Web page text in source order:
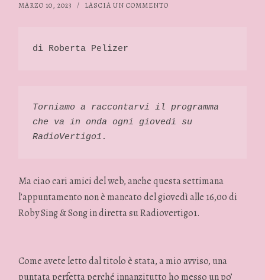
MARZO 10, 2023 / LASCIA UN COMMENTO
di Roberta Pelizer
Torniamo a raccontarvi il programma
che va in onda ogni giovedì su
RadioVertigo1.
Ma ciao cari amici del web, anche questa settimana
l’appuntamento non è mancato del giovedì alle 16,00 di
Roby Sing & Song in diretta su Radiovertigo1.
Come avete letto dal titolo è stata, a mio avviso, una
puntata perfetta perché innanzitutto ho messo un po’